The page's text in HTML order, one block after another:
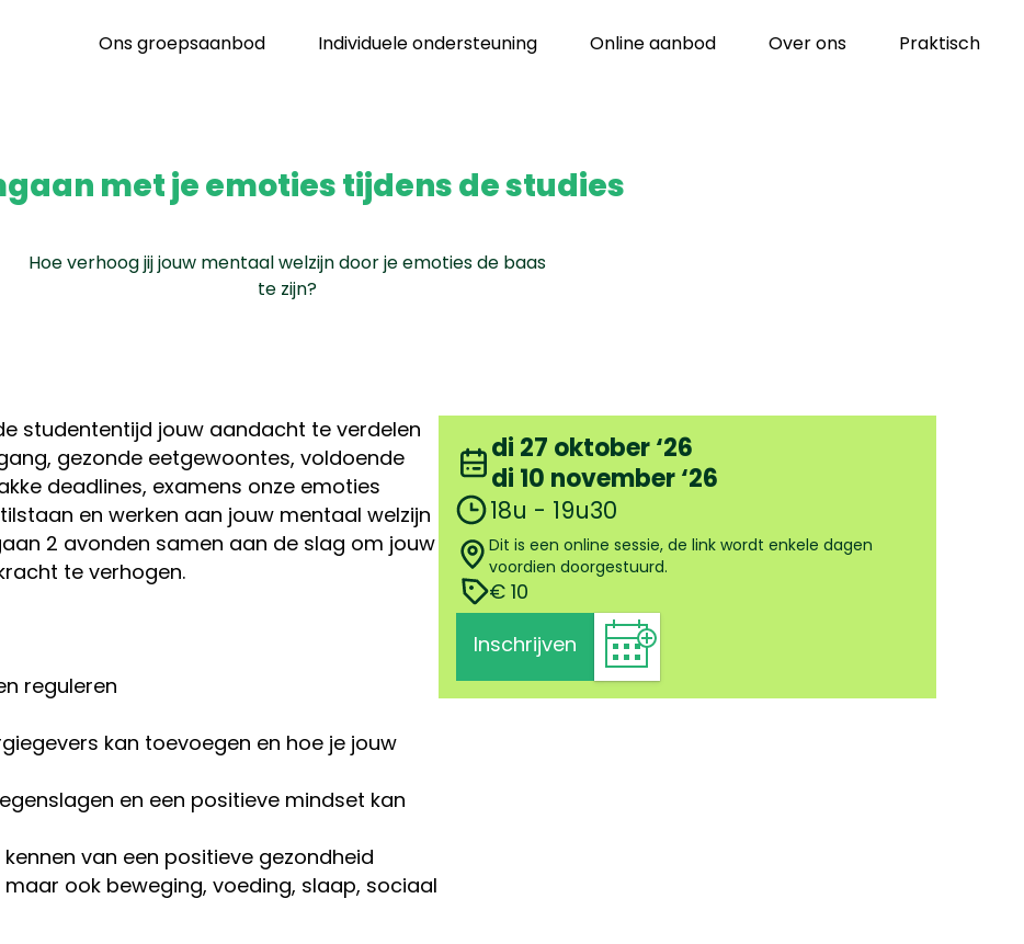
met je emoties tijdens de studies
Ons groepsaanbod Individuele ondersteuning Online aanbod Over ons Praktisch
Hoe verhoog jij jouw mentaal welzijn door je emoties de baas
te zijn?
di 27 oktober ‘26
di 10 november ‘26
18u - 19u30
Dit is een online sessie, de link wordt enkele dagen
voordien doorgestuurd.
€ 10
Inschrijven
studententijd jouw aandacht te verdelen
gezonde eetgewoontes, voldoende
deadlines, examens onze emoties
en werken aan jouw mentaal welzijn
2 avonden samen aan de slag om jouw
te verhogen.
reguleren
kan toevoegen en hoe je jouw
en een positieve mindset kan
van een positieve gezondheid
ook beweging, voeding, slaap, sociaal